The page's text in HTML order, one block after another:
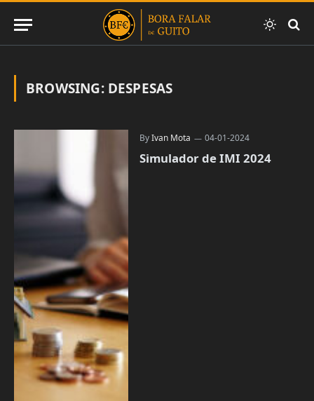
BROWSING: DESPESAS
ByIvan Mota 04-01-2024
Simulador de IMI 2024